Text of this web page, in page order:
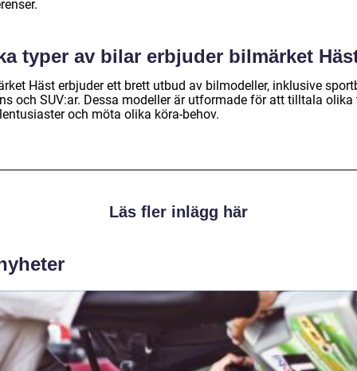
typer av bilar erbjuder bilmärket
Häst erbjuder ett brett utbud av bilmodeller, inklusive
och SUV:ar. Dessa modeller är utformade för att tilltala olika
och möta olika köra-behov.
Läs fler inlägg här